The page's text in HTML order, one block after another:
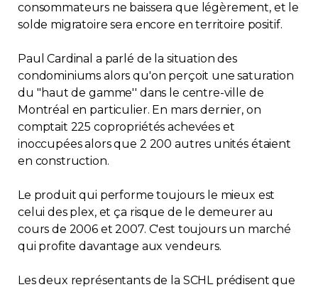
consommateurs ne baissera que légèrement, et le
solde migratoire sera encore en territoire positif.
Paul Cardinal a parlé de la situation des
condominiums alors qu'on perçoit une saturation
du ''haut de gamme'' dans le centre-ville de
Montréal en particulier. En mars dernier, on
comptait 225 copropriétés achevées et
inoccupées alors que 2 200 autres unités étaient
en construction.
Le produit qui performe toujours le mieux est
celui des plex, et ça risque de le demeurer au
cours de 2006 et 2007. C'est toujours un marché
qui profite davantage aux vendeurs.
Les deux représentants de la SCHL prédisent que